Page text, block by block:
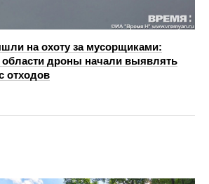
на охоту за мусорщиками:
области дроны начали выявлять
отходов